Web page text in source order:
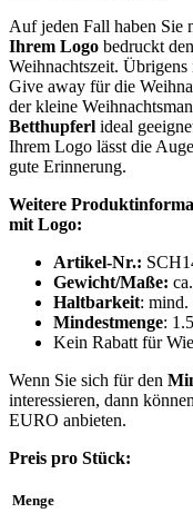
Auf jeden Fall haben Sie
Ihrem Logo bedruckt
Weihnachtszeit.
Give away für die
der kleine
Betthupferl ideal
Ihrem Logo lässt die
gute Erinnerung.
Weitere
mit Logo:
Artikel-Nr.:
Gewicht/Maße:
Haltbarkeit: mind.
Mindestmenge:
Kein Rabatt für
Wenn Sie sich für den
interessieren, dann
EURO anbieten.
Preis pro Stück:
Menge